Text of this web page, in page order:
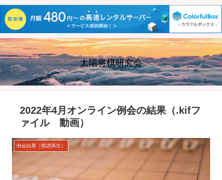
太陽将棋研究会
2022年4月オンライン例会の結果（.kifフ
ァイル 動画）
例会結果（棋譜再生）